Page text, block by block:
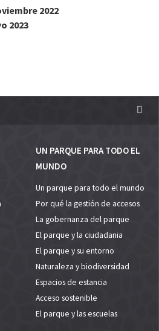
2022
2023
UN PARQUE PARA TODO EL
MUNDO
Un parque para todo el mundo
Por qué la gestión de accesos
La gobernanza del parque
El parque y la ciudadania
El parque y su entorno
Naturaleza y biodiversidad
Espacios de estancia
Acceso sostenible
El parque y las escuelas